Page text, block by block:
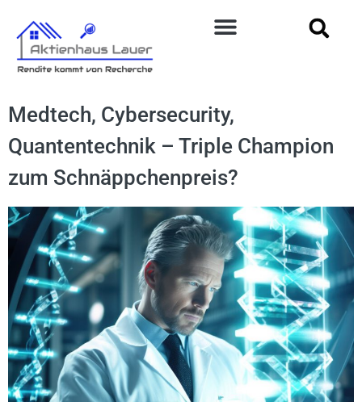
Medtech, Cybersecurity,
Quantentechnik – Triple Champion
zum Schnäppchenpreis?